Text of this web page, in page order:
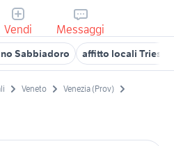
Vendi Messaggi
Sabbiadoro affitto locali Trieste
Veneto
Venezia (Prov)